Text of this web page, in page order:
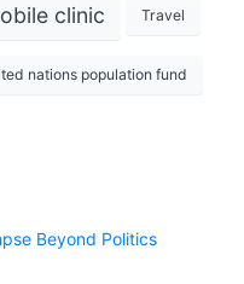
clinic Travel
nations population fund
Beyond Politics